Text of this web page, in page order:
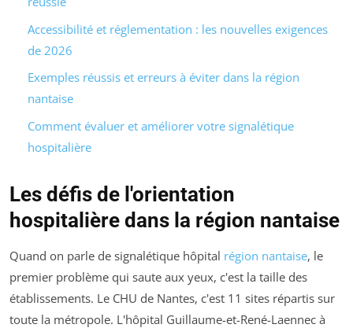
Accessibilité et réglementation : les nouvelles exigences
de 2026
Exemples réussis et erreurs à éviter dans la région
nantaise
Comment évaluer et améliorer votre signalétique
hospitalière
Les défis de l'orientation
hospitalière dans la région nantaise
Quand on parle de signalétique hôpital région nantaise, le
premier problème qui saute aux yeux, c'est la taille des
établissements. Le CHU de Nantes, c'est 11 sites répartis sur
toute la métropole. L'hôpital Guillaume-et-René-Laennec à